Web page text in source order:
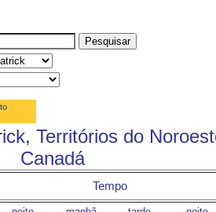
Territórios do
Canadá
Tempo